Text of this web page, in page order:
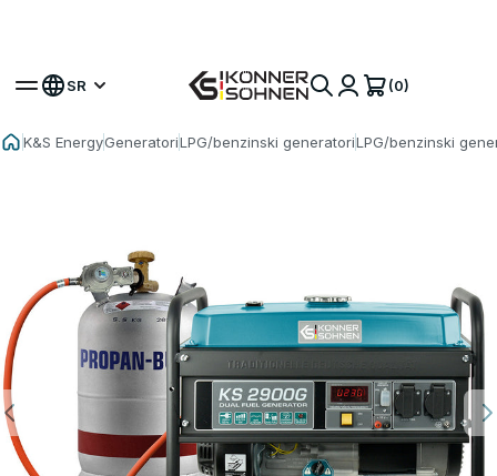
SR (0)
K&S EnergyGeneratoriLPG/benzinski generatoriLPG/benzinski